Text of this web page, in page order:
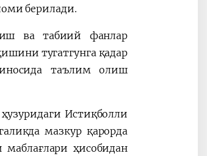
берилади.
ва табиий фанлар
тугатгунга қадар
таълим олиш
Истиқболли
мазкур қарорда
ҳисобидан